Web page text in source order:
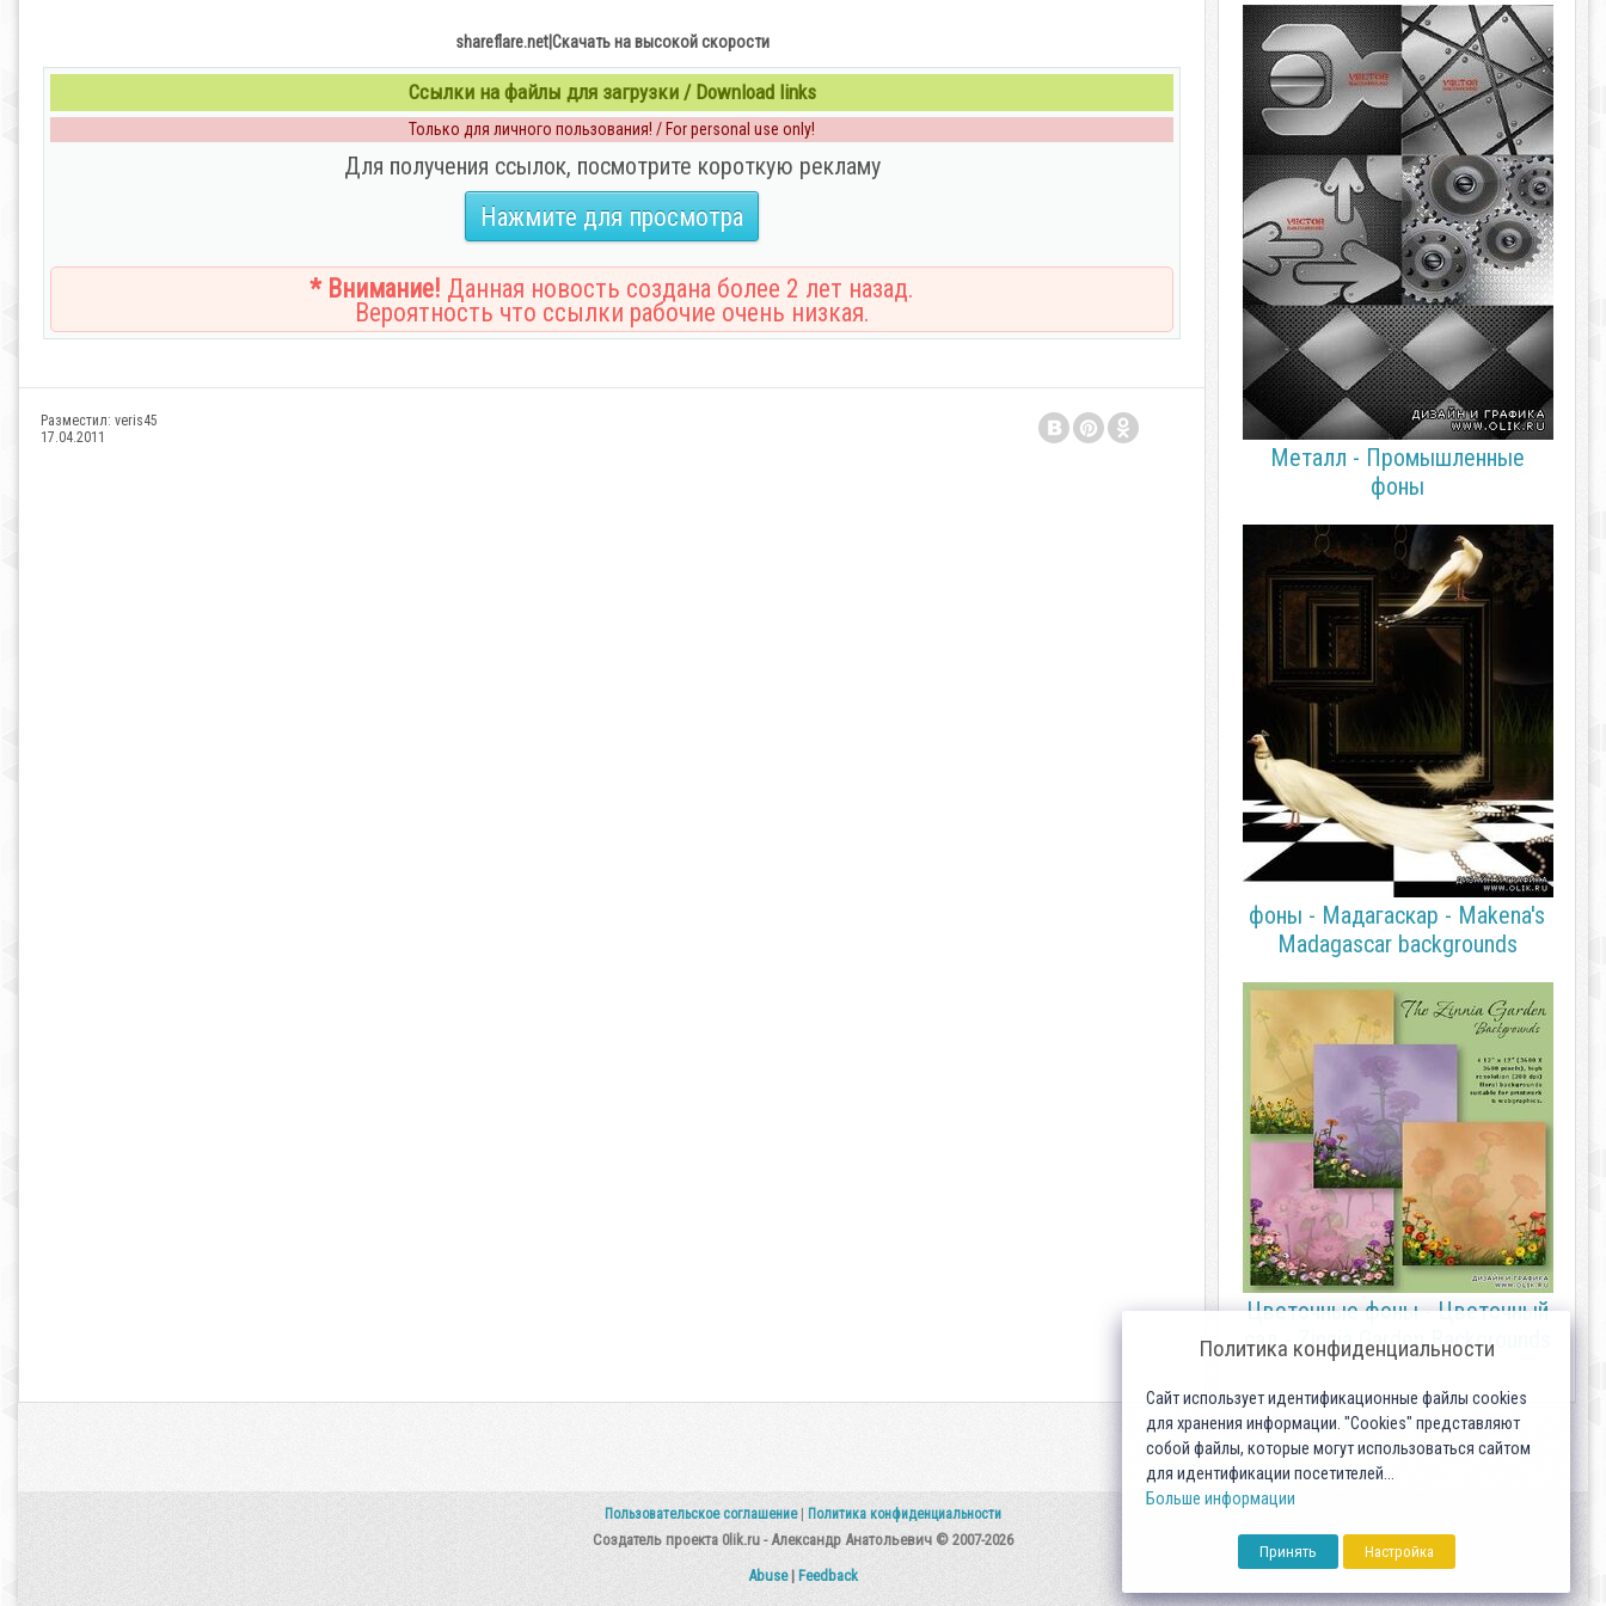
shareflare.net|Скачать на высокой скорости
Ссылки на файлы для загрузки / Download links
Только для личного пользования! / For personal use only!
Для получения ссылок, посмотрите короткую рекламу
Нажмите для просмотра
* Внимание! Данная новость создана более 2 лет назад.
Вероятность что ссылки рабочие очень низкая.
Разместил: veris45
17.04.2011
Металл - Промышленные
фоны
фоны - Мадагаскар - Makena's
Madagascar backgrounds
Цветочные фоны - Цветочный
сад - Zinnia Garden Backgrounds
Пользовательское соглашение Политика конфиденциальности
Создатель проекта 0lik.ru - Александр Анатольевич © 2007-2026
Abuse| Feedback
Политика конфиденциальности
Сайт использует идентификационные файлы cookies
для хранения информации. "Cookies" представляют
собой файлы, которые могут использоваться сайтом
для идентификации посетителей...
Больше информации
Принять Настройка